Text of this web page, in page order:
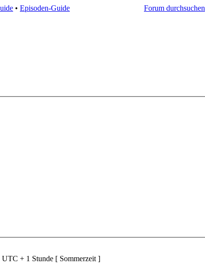
• Episoden-Guide Forum durchsuchen
UTC + 1 Stunde [ Sommerzeit ]